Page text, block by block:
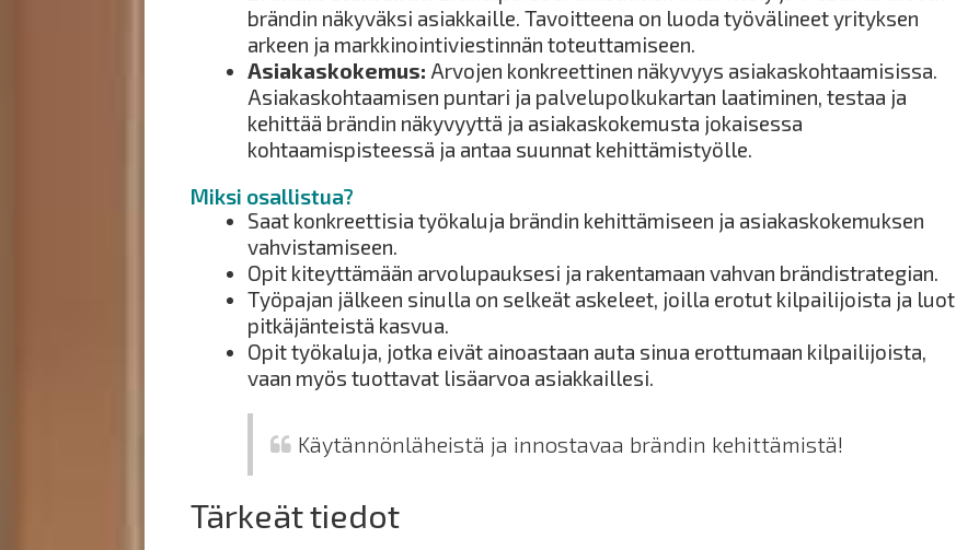
brändin näkyväksi asiakkaille. Tavoitteena on luoda työvälineet yrityksen
arkeen ja markkinointiviestinnän toteuttamiseen.
Asiakaskokemus: Arvojen konkreettinen näkyvyys asiakaskohtaamisissa.
Asiakaskohtaamisen puntari ja palvelupolkukartan laatiminen, testaa ja
kehittää brändin näkyvyyttä ja asiakaskokemusta jokaisessa
kohtaamispisteessä ja antaa suunnat kehittämistyölle.
Miksi osallistua?
Saat konkreettisia työkaluja brändin kehittämiseen ja asiakaskokemuksen
vahvistamiseen.
Opit kiteyttämään arvolupauksesi ja rakentamaan vahvan brändistrategian.
Työpajan jälkeen sinulla on selkeät askeleet, joilla erotut kilpailijoista ja luot
pitkäjänteistä kasvua.
Opit työkaluja, jotka eivät ainoastaan auta sinua erottumaan kilpailijoista,
vaan myös tuottavat lisäarvoa asiakkaillesi.
Käytännönläheistä ja innostavaa brändin kehittämistä!
Tärkeät tiedot